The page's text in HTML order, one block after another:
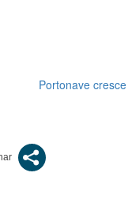
Portonave